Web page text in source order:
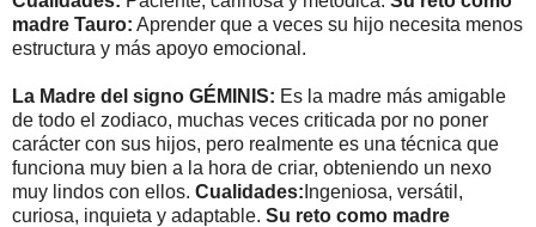
madre Tauro: Aprender que a veces su hijo necesita menos
estructura y más apoyo emocional.
La Madre del signo GÉMINIS: Es la madre más amigable
de todo el zodiaco, muchas veces criticada por no poner
carácter con sus hijos, pero realmente es una técnica que
funciona muy bien a la hora de criar, obteniendo un nexo
muy lindos con ellos. Cualidades: Ingeniosa, versátil,
curiosa, inquieta y adaptable. Su reto como madre